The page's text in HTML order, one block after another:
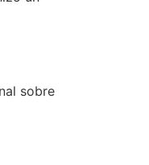
sobre